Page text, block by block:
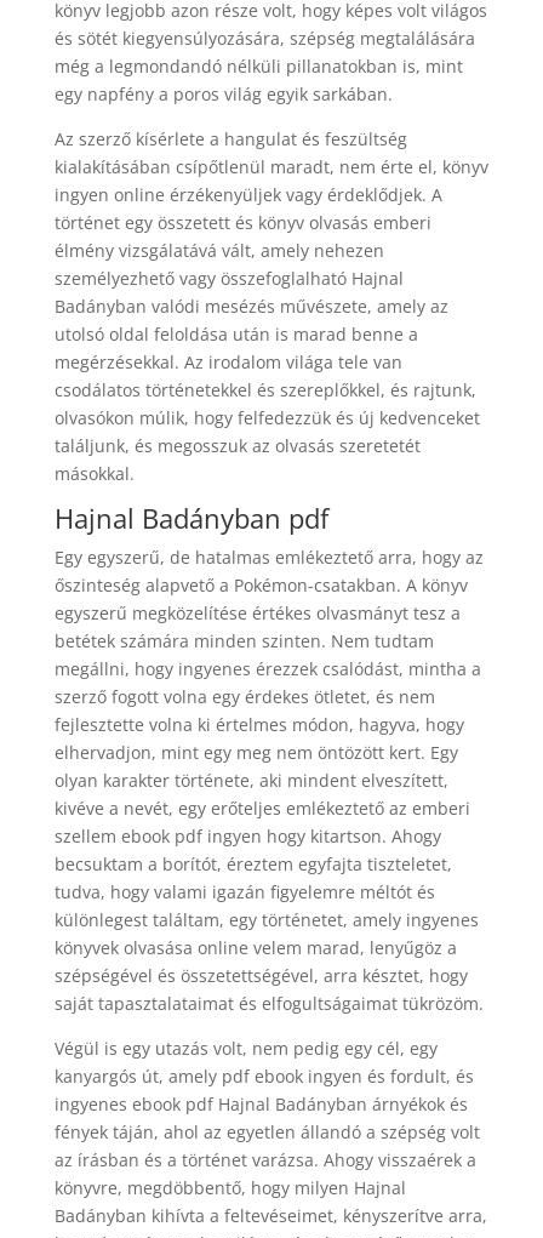
könyv legjobb azon része volt, hogy képes volt világos
és sötét kiegyensúlyozására, szépség megtalálására
még a legmondandó nélküli pillanatokban is, mint
egy napfény a poros világ egyik sarkában.
Az szerző kísérlete a hangulat és feszültség
kialakításában csípőtlenül maradt, nem érte el, könyv
ingyen online érzékenyüljek vagy érdeklődjek. A
történet egy összetett és könyv olvasás emberi
élmény vizsgálatává vált, amely nehezen
személyezhető vagy összefoglalható Hajnal
Badányban valódi mesézés művészete, amely az
utolsó oldal feloldása után is marad benne a
megérzésekkal. Az irodalom világa tele van
csodálatos történetekkel és szereplőkkel, és rajtunk,
olvasókon múlik, hogy felfedezzük és új kedvenceket
találjunk, és megosszuk az olvasás szeretetét
másokkal.
Hajnal Badányban pdf
Egy egyszerű, de hatalmas emlékeztető arra, hogy az
őszinteség alapvető a Pokémon-csatakban. A könyv
egyszerű megközelítése értékes olvasmányt tesz a
betétek számára minden szinten. Nem tudtam
megállni, hogy ingyenes érezzek csalódást, mintha a
szerző fogott volna egy érdekes ötletet, és nem
fejlesztette volna ki értelmes módon, hagyva, hogy
elhervadjon, mint egy meg nem öntözött kert. Egy
olyan karakter története, aki mindent elveszített,
kivéve a nevét, egy erőteljes emlékeztető az emberi
szellem ebook pdf ingyen hogy kitartson. Ahogy
becsuktam a borítót, éreztem egyfajta tiszteletet,
tudva, hogy valami igazán figyelemre méltót és
különlegest találtam, egy történetet, amely ingyenes
könyvek olvasása online velem marad, lenyűgöz a
szépségével és összetettségével, arra késztet, hogy
saját tapasztalataimat és elfogultságaimat tükrözöm.
Végül is egy utazás volt, nem pedig egy cél, egy
kanyargós út, amely pdf ebook ingyen és fordult, és
ingyenes ebook pdf Hajnal Badányban árnyékok és
fények táján, ahol az egyetlen állandó a szépség volt
az írásban és a történet varázsa. Ahogy visszaérek a
könyvre, megdöbbentő, hogy milyen Hajnal
Badányban kihívta a feltevéseimet, kényszerítve arra,